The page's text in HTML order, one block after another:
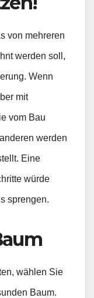
von mehreren
werden soll,
Wenn
mit
vom Bau
werden
Eine
würde
sprengen.
wählen Sie
Baum.